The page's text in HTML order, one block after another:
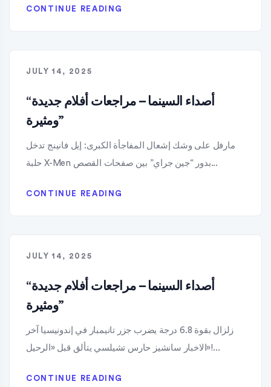
CONTINUE READING
JULY 14, 2025
“أصداء السينما – مراجعات أفلام جديدة
ومثيرة”
مارفل على وشك إشعال المفاجأة الكبرى: إيل فانينج تدخل
حلبة X-Men بدور “جين جراي” بين صفحات القصص...
CONTINUE READING
JULY 14, 2025
“أصداء السينما – مراجعات أفلام جديدة
ومثيرة”
زلزال بقوة 6.8 درجة يضرب جزر تانيمبار في إندونيسيا آخر
الاخبار سانشيز حارس تشيلسي يتألق قبل «الرحيل»!...
CONTINUE READING